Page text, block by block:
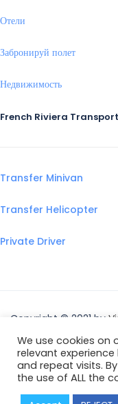
Отели
Забронируй полет
Недвижимость
French Riviera
Transfer Minivan
Transfer Helicopter
Private Driver
Copyright © 2021 by
We use cookies on
relevant
and repeat visits.
the use of ALL the